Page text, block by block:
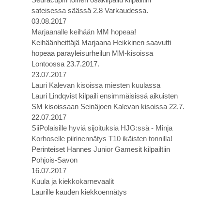
sateisessa säässä 2.8 Varkaudessa.
03.08.2017
Marjaanalle keihään MM hopeaa!
Keihäänheittäjä Marjaana Heikkinen saavutti
hopeaa parayleisurheilun MM-kisoissa
Lontoossa 23.7.2017.
23.07.2017
Lauri Kalevan kisoissa miesten kuulassa
Lauri Lindqvist kilpaili ensimmäisissä aikuisten
SM kisoissaan Seinäjoen Kalevan kisoissa 22.7.
22.07.2017
SiiPolaisille hyviä sijoituksia HJG:ssä - Minja
Korhoselle piirinennätys T10 ikäisten tonnilla!
Perinteiset Hannes Junior Gamesit kilpailtiin
Pohjois-Savon
16.07.2017
Kuula ja kiekkokarnevaalit
Laurille kauden kiekkoennätys